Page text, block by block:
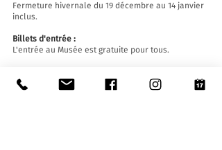
Fermeture hivernale du 19 décembre au 14 janvier
inclus.
Billets d'entrée :
L'entrée au Musée est gratuite pour tous.
Le Musée est équipé d'un ascenseur (longueur